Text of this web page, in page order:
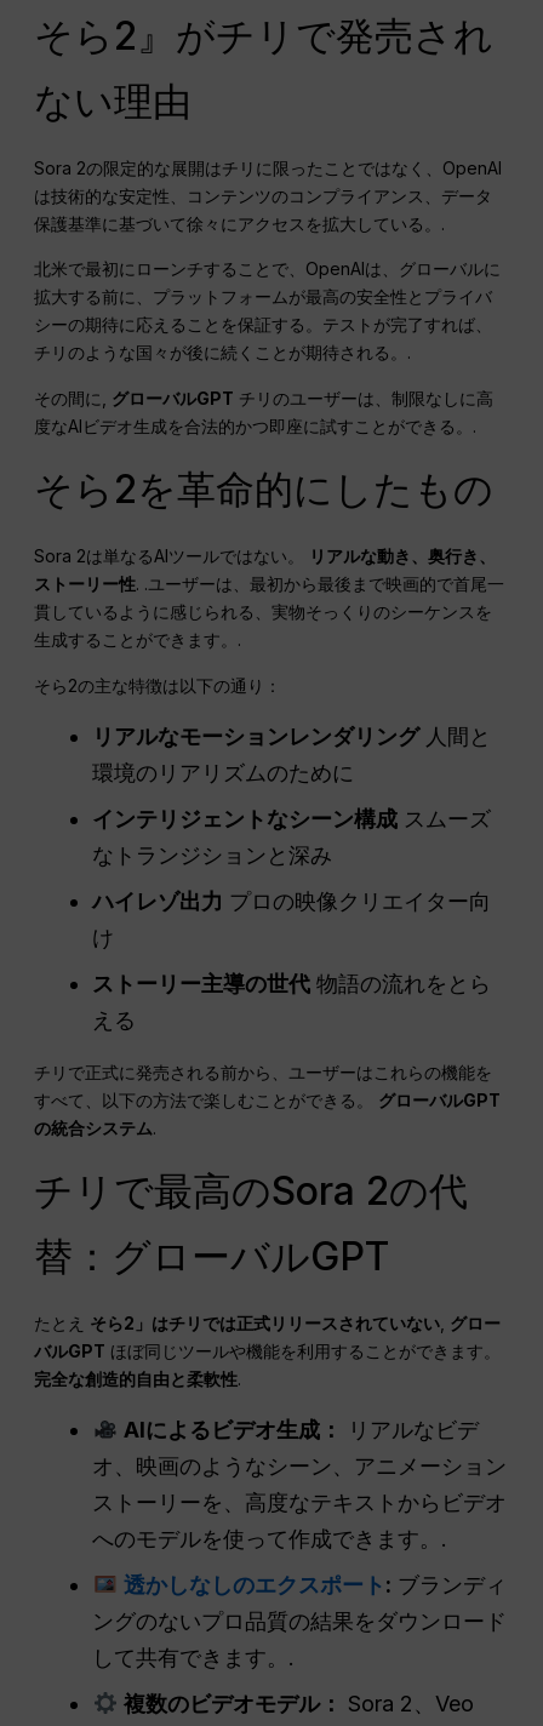
そら2』がチリで発売され
ない理由
Sora 2の限定的な展開はチリに限ったことではなく、OpenAI
は技術的な安定性、コンテンツのコンプライアンス、データ
保護基準に基づいて徐々にアクセスを拡大している。.
北米で最初にローンチすることで、OpenAIは、グローバルに
拡大する前に、プラットフォームが最高の安全性とプライバ
シーの期待に応えることを保証する。テストが完了すれば、
チリのような国々が後に続くことが期待される。.
その間に, グローバルGPT チリのユーザーは、制限なしに高
度なAIビデオ生成を合法的かつ即座に試すことができる。.
そら2を革命的にしたもの
Sora 2は単なるAIツールではない。
リアルな動き、奥行き、
ストーリー性. .ユーザーは、最初から最後まで映画的で首尾一
貫しているように感じられる、実物そっくりのシーケンスを
生成することができます。.
そら2の主な特徴は以下の通り：
リアルなモーションレンダリング人間と
環境のリアリズムのために
インテリジェントなシーン構成 スムーズ
なトランジションと深み
ハイレゾ出力 プロの映像クリエイター向
け
ストーリー主導の世代 物語の流れをとら
える
チリで正式に発売される前から、ユーザーはこれらの機能を
すべて、以下の方法で楽しむことができる。 グローバルGPT
の統合システム.
チリで最高のSora 2の代
替：グローバルGPT
たとえ そら2」はチリでは正式リリースされていない グロー
バルGPT ほぼ同じツールや機能を利用することができます。
完全な創造的自由と柔軟性.
AIによるビデオ生成：
リアルなビデ
オ、映画のようなシーン、アニメーション
ストーリーを、高度なテキストからビデオ
へのモデルを使って作成できます。.
透かしなしのエクスポート : ブランディ
ングのないプロ品質の結果をダウンロード
して共有できます。.
複数のビデオモデル：
Sora 2、Veo